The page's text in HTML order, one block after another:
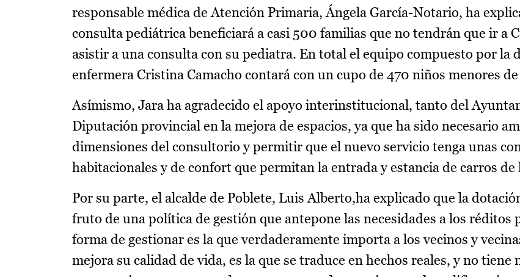
responsable médica de Atención Primaria, Ángela García-Notario, ha
consulta pediátrica beneficiará a casi 500 familias que no tendrán que ir a
asistir a una consulta con su pediatra. En total el equipo compuesto por la
enfermera Cristina Camacho contará con un cupo de 470 niños menores de
Asímismo, Jara ha agradecido el apoyo interinstitucional, tanto del
Diputación provincial en la mejora de espacios, ya que ha sido necesario
dimensiones del consultorio y permitir que el nuevo servicio tenga unas
habitacionales y de confort que permitan la entrada y estancia de carros de
Por su parte, el alcalde de Poblete, Luis Alberto,ha explicado que la
fruto de una política de gestión que antepone las necesidades a los réditos
forma de gestionar es la que verdaderamente importa a los vecinos y
mejora su calidad de vida, es la que se traduce en hechos reales, y no tiene